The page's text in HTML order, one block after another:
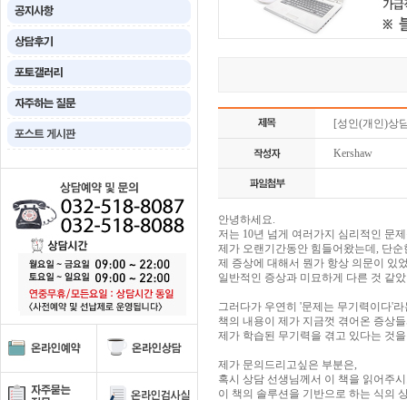
[성인(개인)상
Kershaw
안녕하세요.
저는 10년 넘게 여러가지 심리적인 문
제가 오랜기간동안 힘들어왔는데, 단
제 증상에 대해서 뭔가 항상 의문이 있
일반적인 증상과 미묘하게 다른 것 같
그러다가 우연히 '문제는 무기력이다'
책의 내용이 제가 지금껏 겪어온 증상
제가 학습된 무기력을 겪고 있다는 것
제가 문의드리고싶은 부분은,
혹시 상담 선생님께서 이 책을 읽어주
이 책의 솔루션을 기반으로 하는 식의